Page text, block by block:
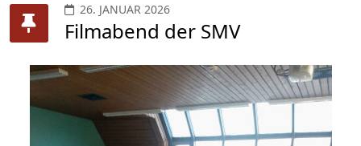
26. JANUAR 2026
Filmabend der SMV